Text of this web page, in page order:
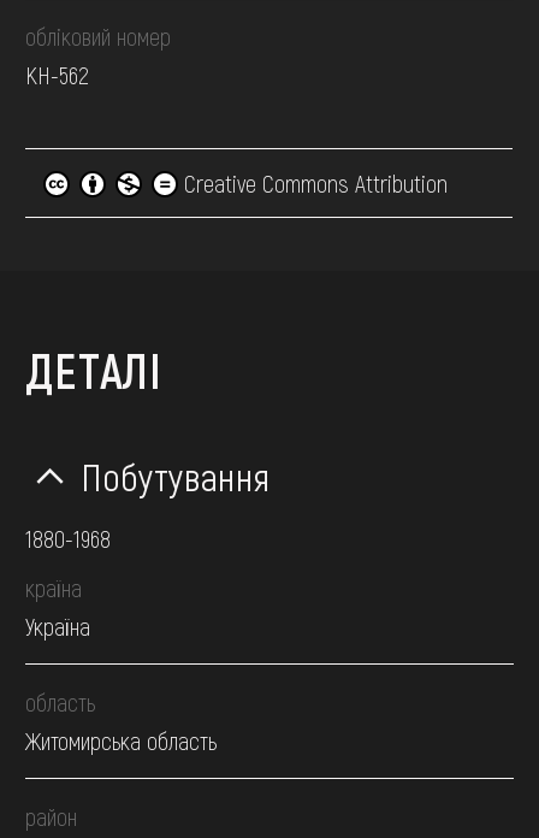
обліковий номер
КН-562
Creative Commons Attribution
ДЕТАЛІ
Побутування
1880-1968
країна
Україна
область
Житомирська область
район